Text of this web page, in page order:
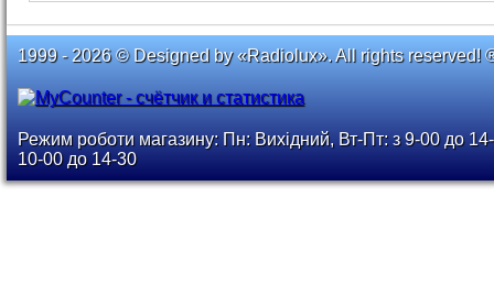
1999 - 2026 © Designed by «Radiolux». All rights reserved!
Режим роботи магазину: Пн: Вихідний, Вт-Пт: з 9-00 до
10-00 до 14-30